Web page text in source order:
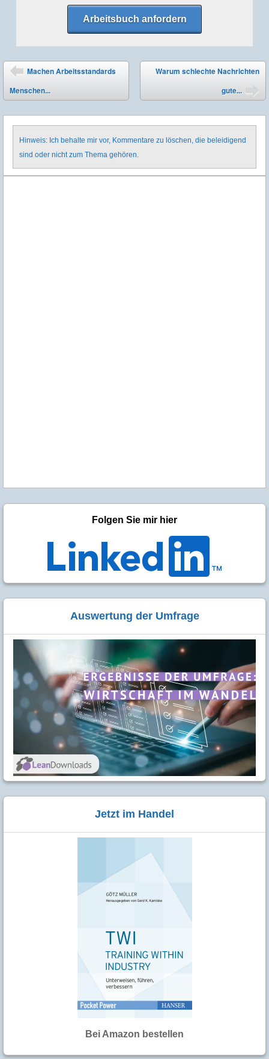
Arbeitsbuch anfordern
Post navigation
⬅
Machen Arbeitsstandards
Menschen...
Warum schlechte Nachrichten
gute...
Hinweis: Ich behalte mir vor, Kommentare zu löschen, die beleidigend
sind oder nicht zum Thema gehören.
Folgen Sie mir hier
Auswertung der Umfrage
Jetzt im Handel
Bei Amazon bestellen